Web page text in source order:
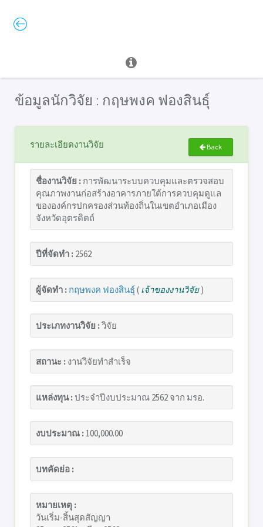
ข้อมูลนักวิจัย : กฤษพงค ฟองสินธุ์
รายละเอียดงานวิจัย Back
ชื่องานวิจัย : การพัฒนาระบบควบคุมและตรวจสอบ
คุณภาพงานก่อสร้างอาคารภายใต้การควบคุมดูแล
ขององค์กรปกครองส่วนท้องถิ่นในเขตอำเภอเมือง
จังหวัดอุตรดิตถ์
ปีที่จัดทำ : 2562
ผู้จัดทำ : กฤษพงค ฟองสินธุ์( เจ้าของงานวิจัย)
ประเภทงานวิจัย :วิจัย
สถานะ : งานวิจัยทำสำเร็จ
แหล่งทุน :ประจำปีงบประมาณ 2562 จาก มรอ.
งบประมาณ : 100,000.00
บทคัดย่อ :
หมายเหตุ :
วันเริ่ม-สิ้นสุดสัญญา